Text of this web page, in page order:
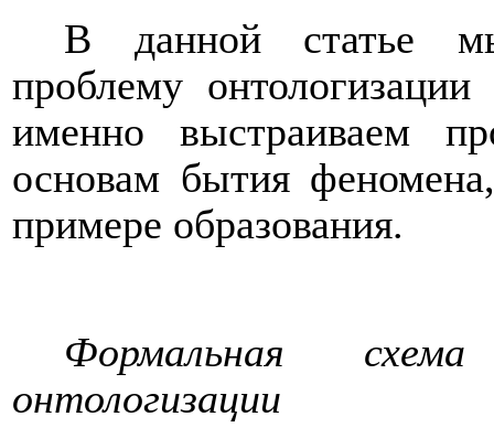
В данной статье
проблему
именно выстраиваем
основам бытия
примере образования.
Формальная
онтологизации